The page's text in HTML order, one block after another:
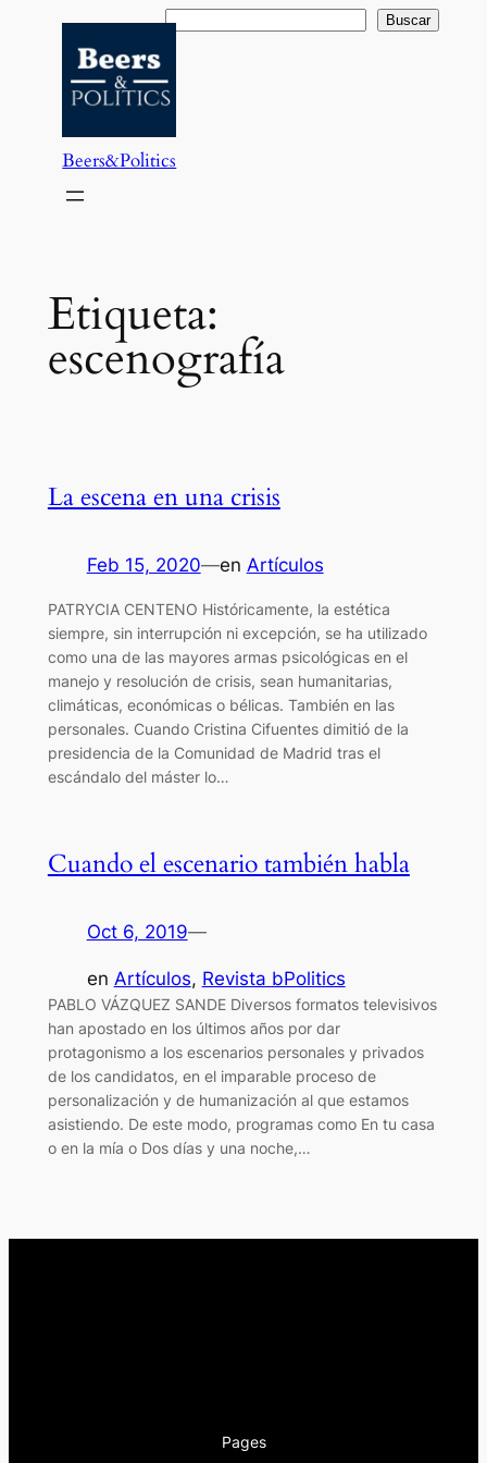
contenido
Buscar Buscar
Beers&Politics
Etiqueta:
escenografía
La escena en una crisis
Feb 15, 2020—en Artículos
PATRYCIA CENTENO Históricamente, la estética
siempre, sin interrupción ni excepción, se ha utilizado
como una de las mayores armas psicológicas en el
manejo y resolución de crisis, sean humanitarias,
climáticas, económicas o bélicas. También en las
personales. Cuando Cristina Cifuentes dimitió de la
presidencia de la Comunidad de Madrid tras el
escándalo del máster lo…
Cuando el escenario también habla
Oct 6, 2019—
en Artículos, Revista bPolitics
PABLO VÁZQUEZ SANDE Diversos formatos televisivos
han apostado en los últimos años por dar
protagonismo a los escenarios personales y privados
de los candidatos, en el imparable proceso de
personalización y de humanización al que estamos
asistiendo. De este modo, programas como En tu casa
o en la mía o Dos días y una noche,…
Pages